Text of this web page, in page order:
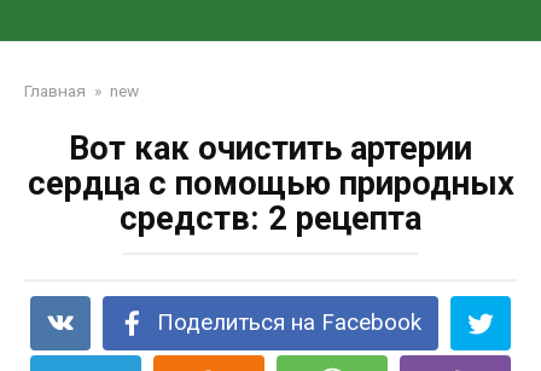
Главная » new
Вот как очистить артерии
сердца с помощью природных
средств: 2 рецепта
Поделиться на Facebook